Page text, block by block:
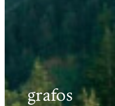
grafos